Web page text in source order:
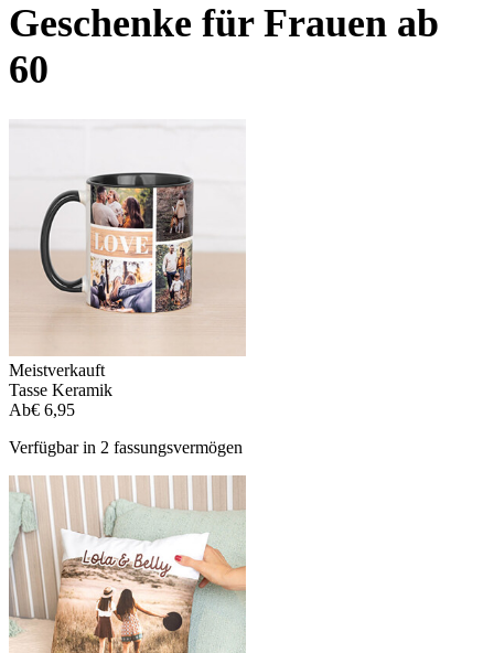
Geschenke für Frauen ab
60
Meistverkauft
Tasse Keramik
Ab€ 6,95
Verfügbar in 2 fassungsvermögen